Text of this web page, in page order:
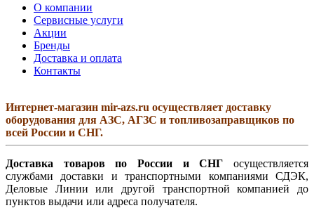
О компании
Сервисные услуги
Акции
Бренды
Доставка и оплата
Контакты
Интернет-магазин mir-azs.ru осуществляет доставку
оборудования для АЗС, АГЗС и топливозаправщиков по
всей России и СНГ.
Доставка товаров по России и СНГ осуществляется
службами доставки и транспортными компаниями СДЭК,
Деловые Линии или другой транспортной компанией до
пунктов выдачи или адреса получателя.